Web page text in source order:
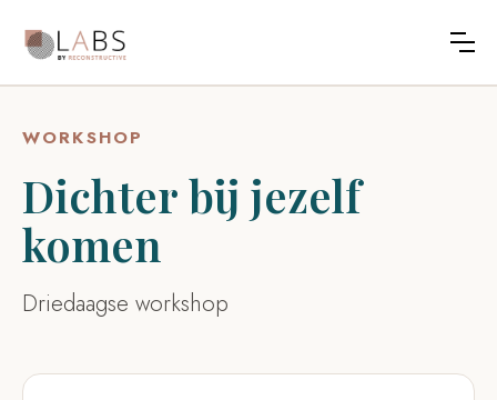
WORKSHOP
Dichter bij jezelf
komen
Driedaagse workshop